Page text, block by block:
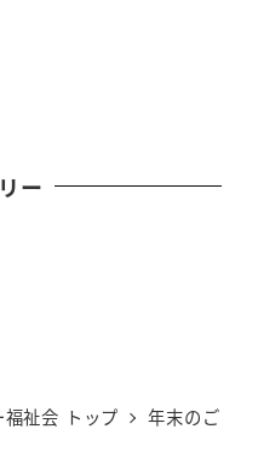
ー
祉会 トップ
年末のご